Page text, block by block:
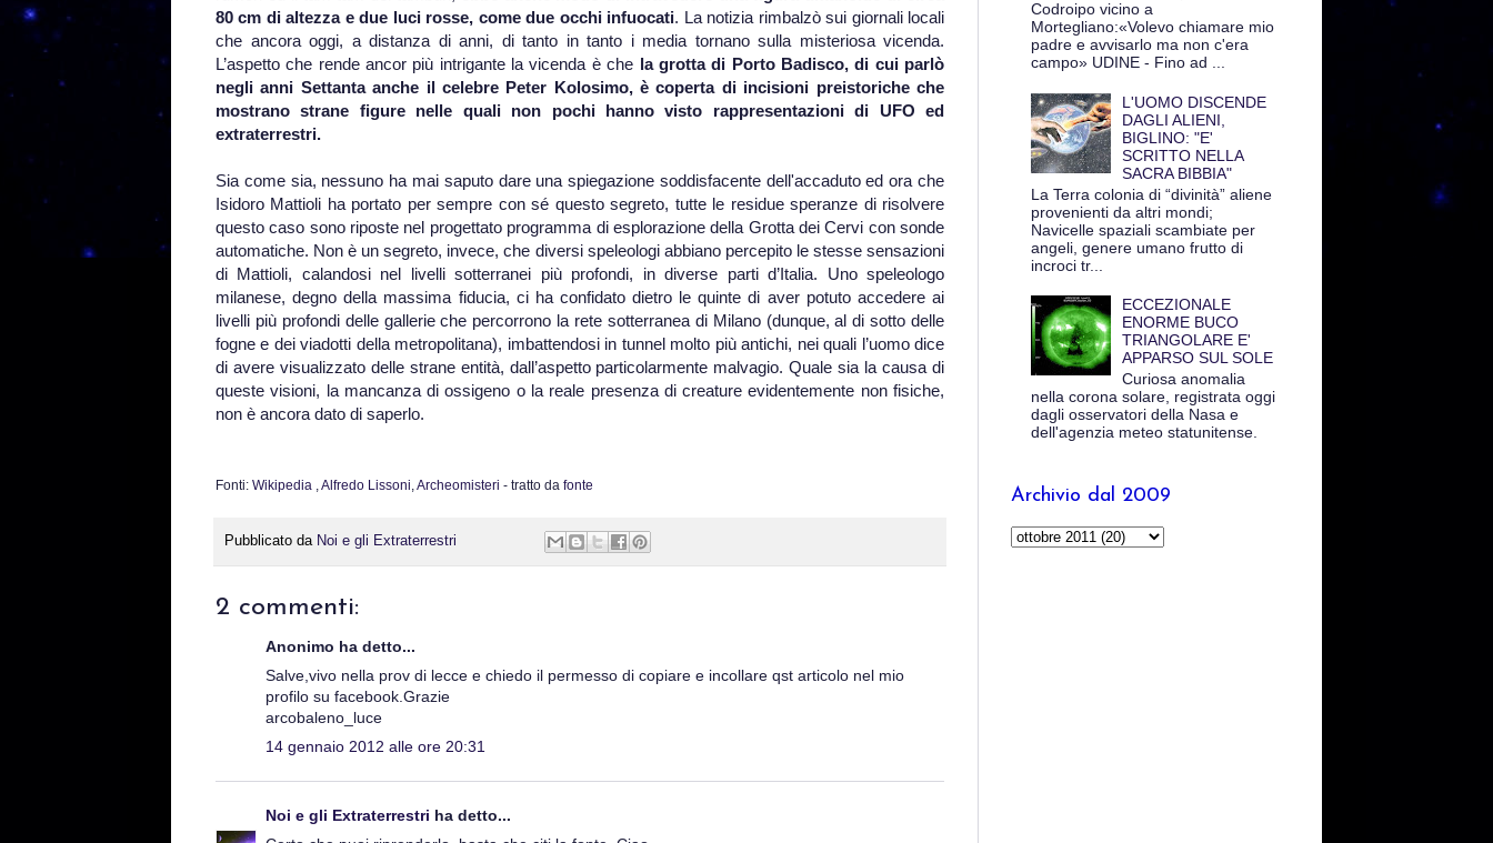
80 cm di altezza e due luci rosse, come due occhi infuocati. La notizia rimbalzò sui giornali locali
che ancora oggi, a distanza di anni, di tanto in tanto i media tornano sulla misteriosa vicenda.
L’aspetto che rende ancor più intrigante la vicenda è che la grotta di Porto Badisco, di cui parlò
negli anni Settanta anche il celebre Peter Kolosimo, è coperta di incisioni preistoriche che
mostrano strane figure nelle quali non pochi hanno visto rappresentazioni di UFO ed
extraterrestri.
Sia come sia, nessuno ha mai saputo dare una spiegazione soddisfacente dell'accaduto ed ora che
Isidoro Mattioli ha portato per sempre con sé questo segreto, tutte le residue speranze di risolvere
questo caso sono riposte nel progettato programma di esplorazione della Grotta dei Cervi con sonde
automatiche. Non è un segreto, invece, che diversi speleologi abbiano percepito le stesse sensazioni
di Mattioli, calandosi nel livelli sotterranei più profondi, in diverse parti d’Italia. Uno speleologo
milanese, degno della massima fiducia, ci ha confidato dietro le quinte di aver potuto accedere ai
livelli più profondi delle gallerie che percorrono la rete sotterranea di Milano (dunque, al di sotto delle
fogne e dei viadotti della metropolitana), imbattendosi in tunnel molto più antichi, nei quali l’uomo dice
di avere visualizzato delle strane entità, dall’aspetto particolarmente malvagio. Quale sia la causa di
queste visioni, la mancanza di ossigeno o la reale presenza di creature evidentemente non fisiche,
non è ancora dato di saperlo.
Fonti: Wikipedia ,Alfredo Lissoni,Archeomisteri - tratto da fonte
Pubblicato da Noi e gli Extraterrestri
2 commenti:
Anonimo ha detto...
Salve,vivo nella prov di lecce e chiedo il permesso di copiare e incollare qst articolo nel mio
profilo su facebook.Grazie
arcobaleno_luce
14 gennaio 2012 alle ore 20:31
Noi e gli Extraterrestri ha detto...
Codroipo vicino a
Mortegliano:«Volevo chiamare mio
padre e avvisarlo ma non c'era
campo» UDINE - Fino ad ...
L'UOMO DISCENDE
DAGLI ALIENI,
BIGLINO: "E'
SCRITTO NELLA
SACRA BIBBIA"
La Terra colonia di “divinità” aliene
provenienti da altri mondi;
Navicelle spaziali scambiate per
angeli, genere umano frutto di
incroci tr...
ECCEZIONALE
ENORME BUCO
TRIANGOLARE E'
APPARSO SUL SOLE
Curiosa anomalia
nella corona solare, registrata oggi
dagli osservatori della Nasa e
dell'agenzia meteo statunitense.
Archivio dal 2009